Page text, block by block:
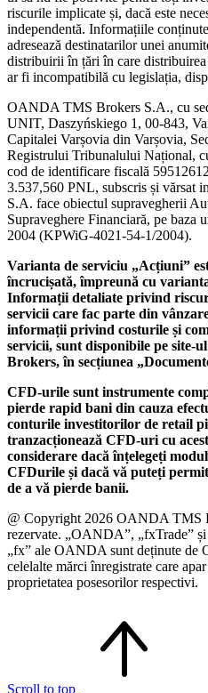
riscurile implicate și, dacă este
independentă. Informațiile
adresează destinatarilor unei
distribuirii în țări în care
ar fi incompatibilă cu legislația,
OANDA TMS Brokers S.A., cu
UNIT, Daszyńskiego 1, 00-843,
Capitalei Varșovia din Varșovia,
Registrului Tribunalului Național,
cod de identificare fiscală
3.537,560 PNL, subscris și
S.A. face obiectul supravegherii
Supraveghere Financiară, pe baza
2004 (KPWiG-4021-54-1/2004).
Varianta de serviciu „Acțiuni”
încrucișată, împreună cu
Informații detaliate privind
servicii care fac parte din
informații privind costurile și
servicii, sunt disponibile pe site-
Brokers, în secțiunea
CFD-urile sunt instrumente
pierde rapid bani din cauza
conturile investitorilor de retail
tranzacționează CFD-uri cu
considerare dacă înțelegeți
CFDurile și dacă vă puteți
de a vă pierde banii.
@ Copyright 2026 OANDA TMS
rezervate. „OANDA”, „fxTrade”
„fx” ale OANDA sunt deținute de
celelalte mărci înregistrate care
proprietatea posesorilor respectivi.
Scroll to top